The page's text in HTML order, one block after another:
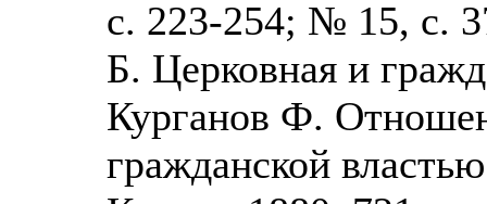
с. 223-254; № 15, с.
Б. Церковная и
Курганов Ф.
гражданской